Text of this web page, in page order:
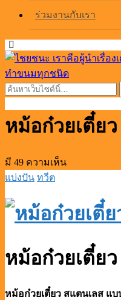
ร่วมงานกับเรา
หม้อก๋วยเตี๋ย
มี 49 ความเห็น
แบ่งปัน ทวีต
หม้อก๋วยเตี๋ย
หม้อก๋วยเตี๋ยว สแตนเลส แ